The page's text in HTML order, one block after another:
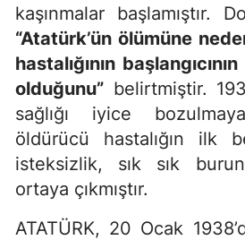
kaşınmalar başlamıştır.
“Atatürk’ün ölümüne
hastalığının
olduğunu” belirtmiştir.
sağlığı iyice
öldürücü hastalığın ilk
isteksizlik, sık sık
ortaya çıkmıştır.
ATATÜRK, 20 Ocak